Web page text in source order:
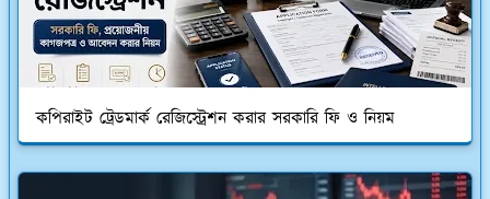
কপিরাইট ট্রেডমার্ক রেজিস্ট্রেশন করার সরকারি ফি ও নিয়ম